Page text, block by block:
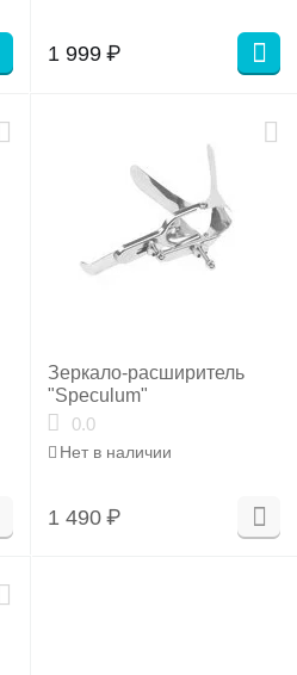
1 999 ₽
Зеркало-расширитель
"Speculum"
0.0
Нет в наличии
1 490 ₽